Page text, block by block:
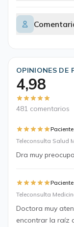
OPINIONES DE
4,98
481 comentarios
Teleconsulta Salud
Dra muy
Teleconsulta
Doctora muy
encontrar la raíz